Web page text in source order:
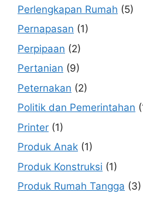
Perlengkapan Rumah (5)
Pernapasan (1)
Perpipaan (2)
Pertanian (9)
Peternakan (2)
Politik dan Pemerintahan
Printer (1)
Produk Anak (1)
Produk Konstruksi (1)
Produk Rumah Tangga (3)